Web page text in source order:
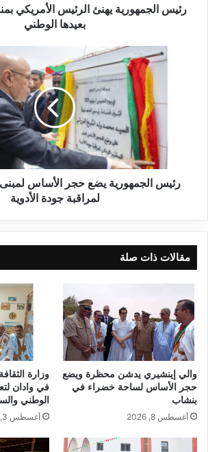
رئيس الجمهورية يهنئ الرئيس الأمريكي
بعيدها الوطني
رئيس الجمهورية يضع حجر الأساس لمبنى
لمراقبة جودة الأدوية
مقالات ذات صلة
والي إينشيري يدشن محظرة ويضع
حجر الأساس لساحة خضراء في
بنشاب
أغسطس 8, 2026
وزارة
في وادان
الوطني
أغسطس 3, 2026